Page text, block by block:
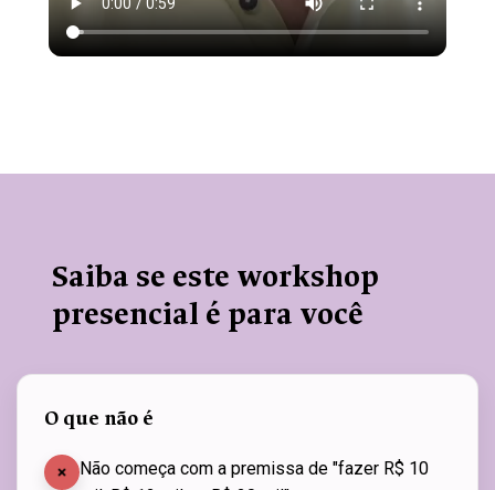
Saiba se este workshop
presencial é para você
O que não é
Não começa com a premissa de "fazer R$ 10